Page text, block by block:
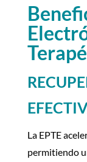
La EPTE
permitiendo